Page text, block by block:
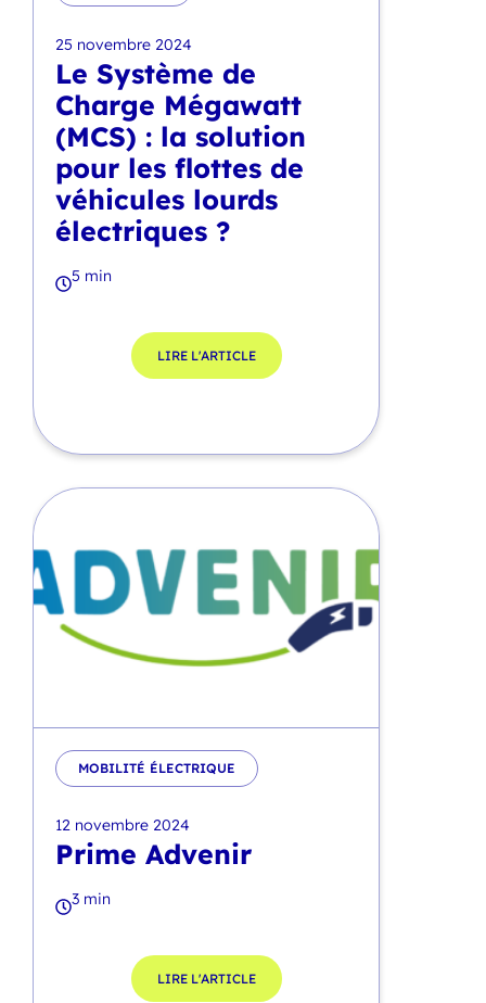
25 novembre 2024
Le Système de
Charge Mégawatt
(MCS) : la solution
pour les flottes de
véhicules lourds
électriques ?
5 min
LIRE L'ARTICLE
MOBILITÉ ÉLECTRIQUE
12 novembre 2024
Prime Advenir
3 min
LIRE L'ARTICLE